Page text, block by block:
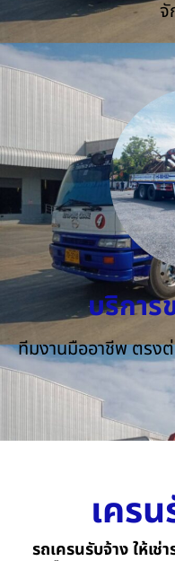
จั
บริการ
ทีมงานมืออาชีพ ตรง
เคร
รถเครนรับจ้าง ให้เ